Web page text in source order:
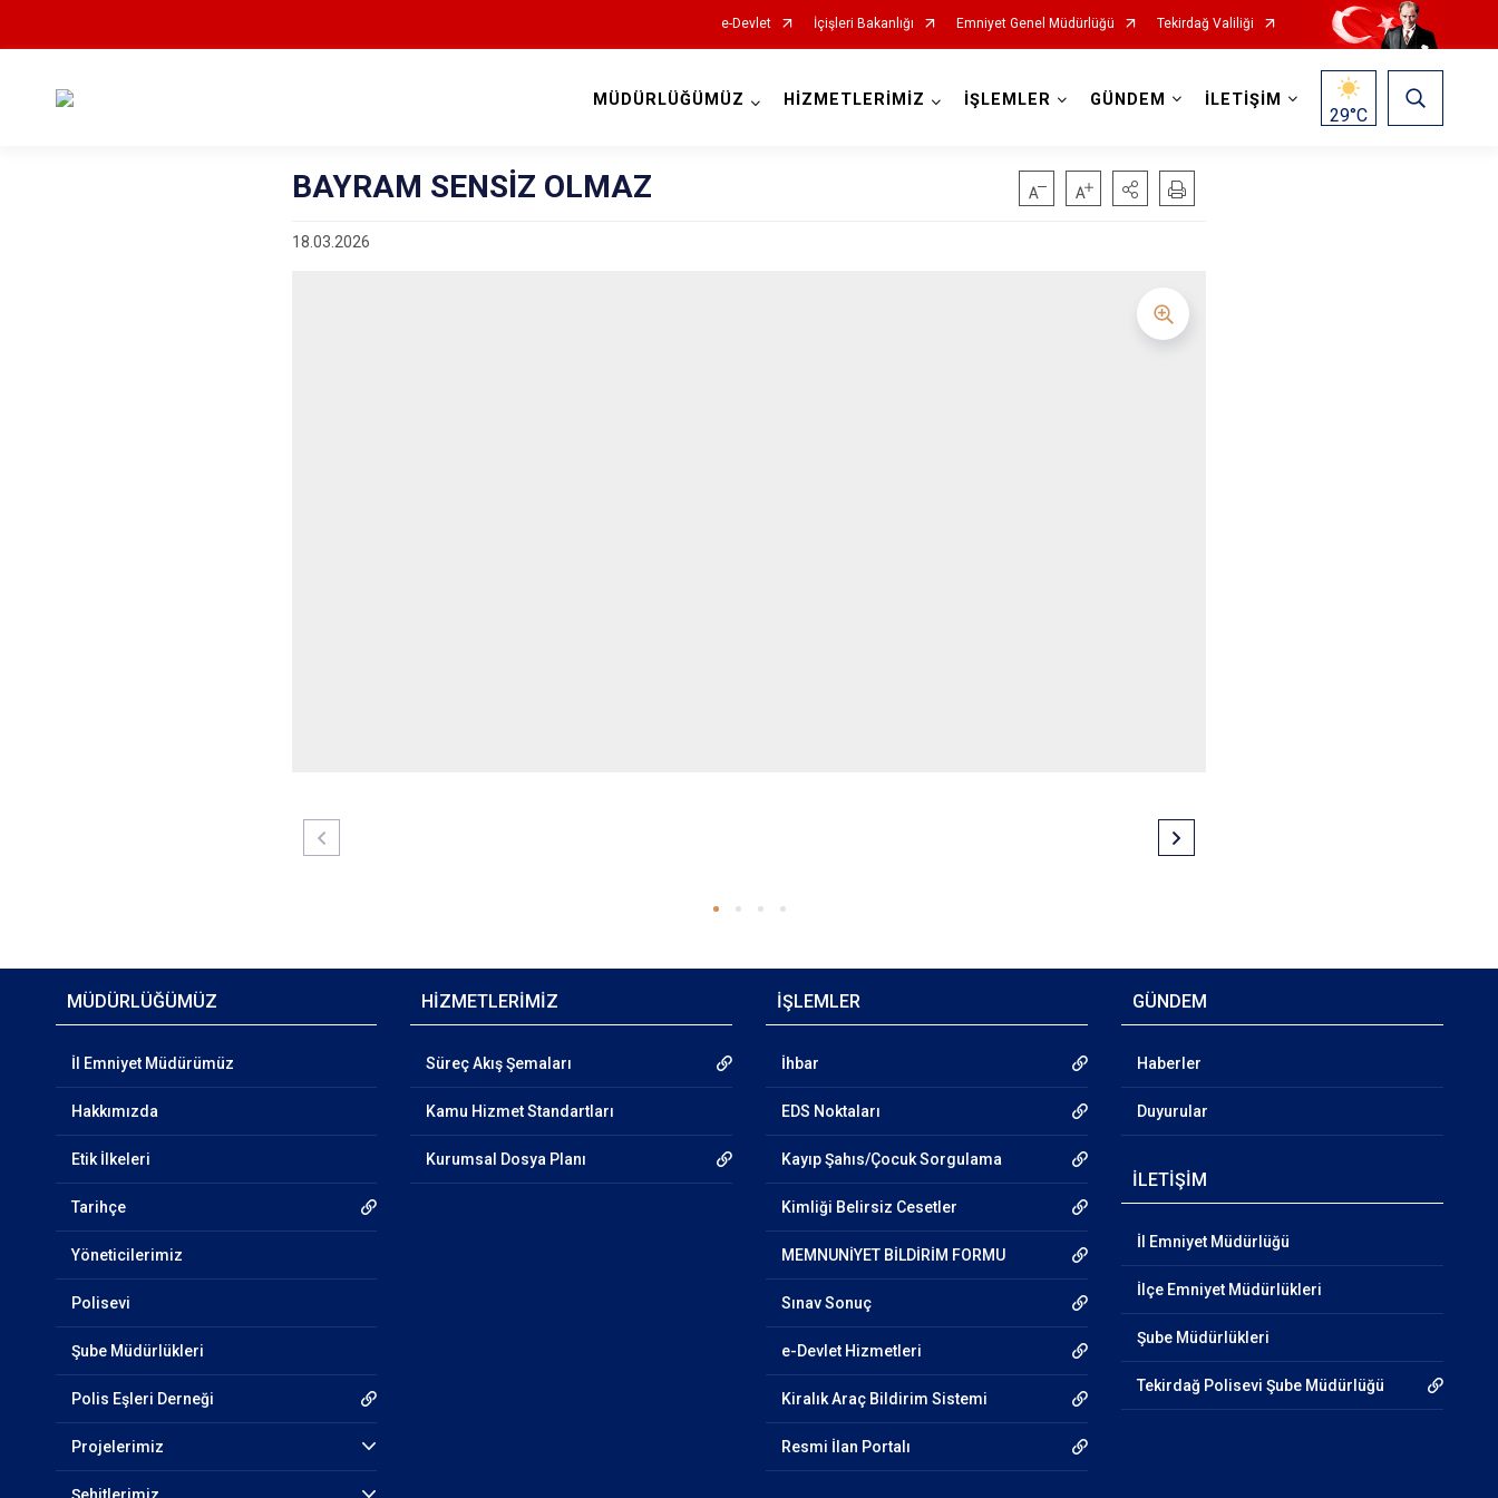
e-Devlet İçişleri Bakanlığı Emniyet Genel Müdürlüğü Tekirdağ Valiliği
MÜDÜRLÜĞÜMÜZ HİZMETLERİMİZ İŞLEMLER GÜNDEM İLETİŞİM
29°C
BAYRAM SENSİZ OLMAZ
18.03.2026
MÜDÜRLÜĞÜMÜZ
İl Emniyet Müdürümüz
Hakkımızda
Etik İlkeleri
Tarihçe
Yöneticilerimiz
Polisevi
Şube Müdürlükleri
Polis Eşleri Derneği
Projelerimiz
HİZMETLERİMİZ
Süreç Akış Şemaları
Kamu Hizmet Standartları
Kurumsal Dosya Planı
İŞLEMLER
İhbar
EDS Noktaları
Kayıp Şahıs/Çocuk Sorgulama
Kimliği Belirsiz Cesetler
MEMNUNİYET BİLDİRİM FORMU
Sınav Sonuç
e-Devlet Hizmetleri
Kiralık Araç Bildirim Sistemi
Resmi İlan Portalı
GÜNDEM
Haberler
Duyurular
İLETİŞİM
İl Emniyet Müdürlüğü
İlçe Emniyet Müdürlükleri
Şube Müdürlükleri
Tekirdağ Polisevi Şube Müdürlüğü